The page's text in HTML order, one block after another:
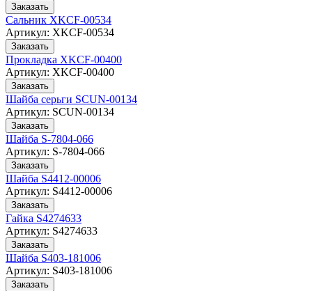
Заказать
Сальник XKCF-00534
Артикул: XKCF-00534
Заказать
Прокладка XKCF-00400
Артикул: XKCF-00400
Заказать
Шайба серьги SCUN-00134
Артикул: SCUN-00134
Заказать
Шайба S-7804-066
Артикул: S-7804-066
Заказать
Шайба S4412-00006
Артикул: S4412-00006
Заказать
Гайка S4274633
Артикул: S4274633
Заказать
Шайба S403-181006
Артикул: S403-181006
Заказать